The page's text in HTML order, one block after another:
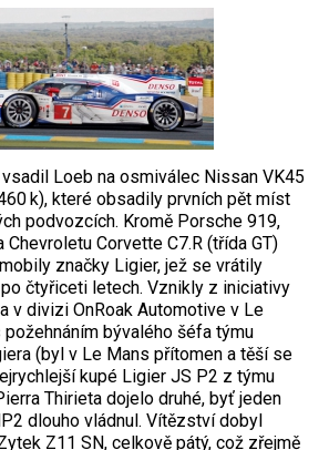
Loeb na osmiválec Nissan VK45
k), které obsadily prvních pět míst
podvozcích. Kromě Porsche 919,
Chevroletu Corvette C7.R (třída GT)
značky Ligier, jež se vrátily
čtyřiceti letech. Vznikly z iniciativy
v divizi OnRoak Automotive v Le
bývalého šéfa týmu
(byl v Le Mans přítomen a těší se
kupé Ligier JS P2 z týmu
Thirieta dojelo druhé, byť jeden
dlouho vládnul. Vítězství dobyl
Z11 SN, celkově pátý, což zřejmě